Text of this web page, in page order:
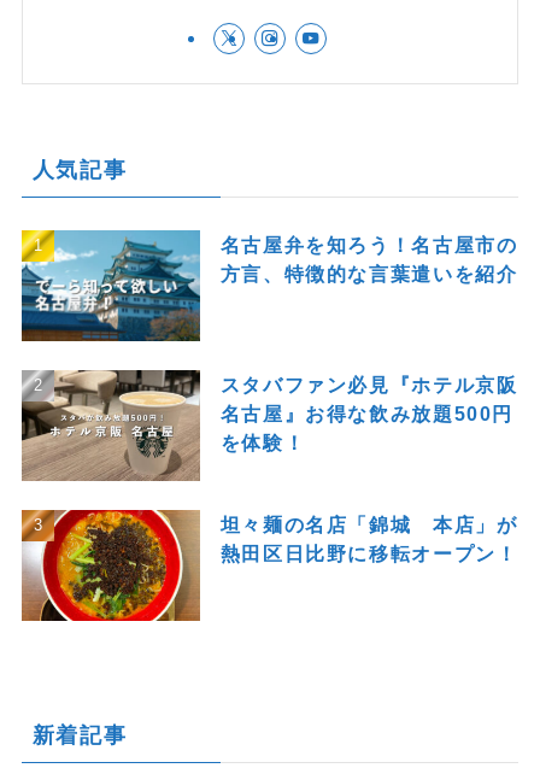
人気記事
名古屋弁を知ろう！名古屋市の
方言、特徴的な言葉遣いを紹介
スタバファン必見『ホテル京阪
名古屋』お得な飲み放題500円
を体験！
坦々麺の名店「錦城 本店」が
熱田区日比野に移転オープン！
新着記事